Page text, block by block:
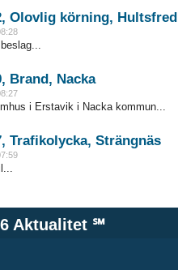
Olovlig körning, Hultsfred
Brand, Nacka
i Erstavik i Nacka kommun...
Trafikolycka, Strängnäs
Aktualitet℠